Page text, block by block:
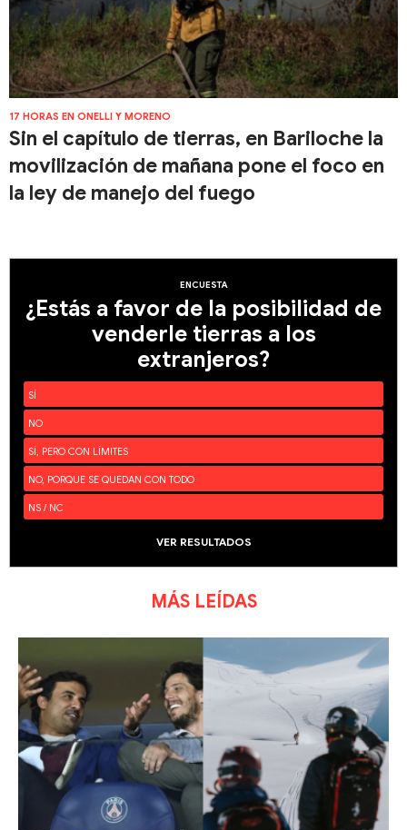
17 HORAS EN ONELLI Y MORENO
Sin el capítulo de tierras, en Bariloche la
movilización de mañana pone el foco en
la ley de manejo del fuego
ENCUESTA
¿Estás a favor de la posibilidad de
venderle tierras a los
extranjeros?
SÍ
NO
SÍ, PERO CON LÍMITES
NO, PORQUE SE QUEDAN CON TODO
NS / NC
VER RESULTADOS
MÁS LEÍDAS